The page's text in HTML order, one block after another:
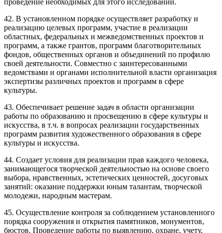
проведение необходимых для этого исследований.
42. В установленном порядке осуществляет разработку и
реализацию целевых программ, участие в реализации
областных, федеральных и межведомственных проектов и
программ, а также грантов, программ благотворительных
фондов, общественных органов и объединений по профилю
своей деятельности. Совместно с заинтересованными
ведомствами и органами исполнительной власти организация
экспертизы различных проектов и программ в сфере
культуры.
43. Обеспечивает решение задач в области организации
работы по образованию и просвещению в сфере культуры и
искусства, в т.ч. в вопросах реализации государственных
программ развития художественного образования в сфере
культуры и искусства.
44. Создает условия для реализации прав каждого человека,
занимающегося творческой деятельностью на основе своего
выбора, нравственных, эстетических ценностей, досуговых
занятий: оказание поддержки юным талантам, творческой
молодежи, народным мастерам.
45. Осуществление контроля за соблюдением установленного
порядка сооружения и открытия памятников, монументов,
бюстов. Проведение работы по выявлению, охране, учету,